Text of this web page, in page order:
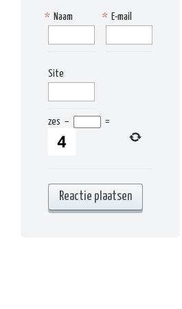
Naam
* E-mail
*
Site
zes − =